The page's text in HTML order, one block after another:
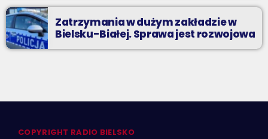
Zatrzymania w dużym zakładzie w
Bielsku-Białej. Sprawa jest rozwojowa
COPYRIGHT RADIO BIELSKO